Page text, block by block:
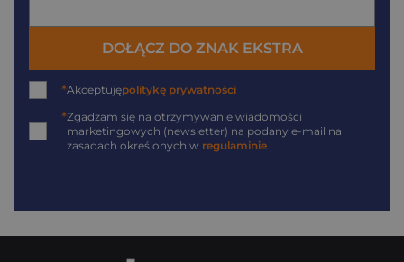
DOŁĄCZ DO ZNAK EKSTRA
*Akceptujępolitykę prywatności
*Zgadzam się na otrzymywanie wiadomości
marketingowych (newsletter) na podany e-mail na
zasadach określonych w regulaminie